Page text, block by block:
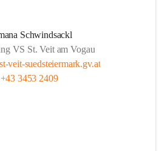
Schwindsackl
VS St. Veit am Vogau
veit-suedsteiermark.gv.at
+43 3453 2409